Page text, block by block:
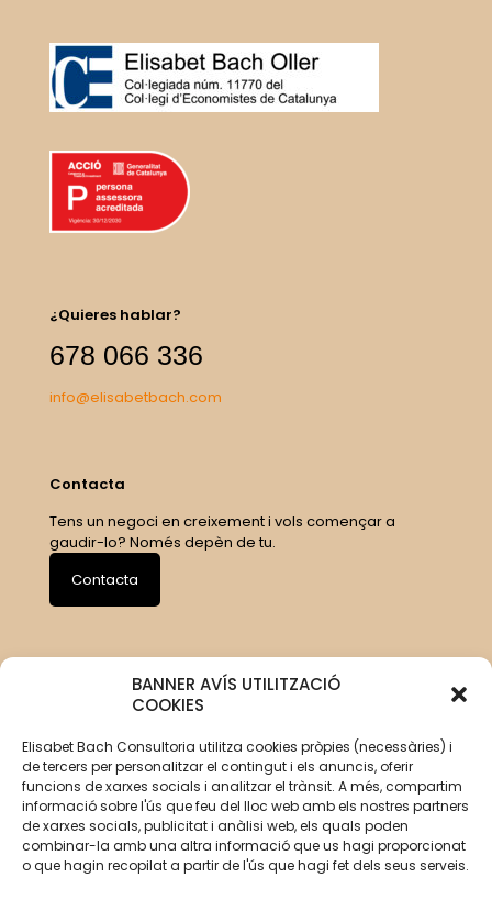
BANNER AVÍS UTILITZACIÓ
COOKIES
Elisabet Bach Consultoria utilitza cookies pròpies (necessàries) i
de tercers per personalitzar el contingut i els anuncis, oferir
funcions de xarxes socials i analitzar el trànsit. A més, compartim
informació sobre l'ús que feu del lloc web amb els nostres partners
de xarxes socials, publicitat i anàlisi web, els quals poden
combinar-la amb una altra informació que us hagi proporcionat
o que hagin recopilat a partir de l'ús que hagi fet dels seus serveis.
¿Quieres hablar?
678 066 336
info@elisabetbach.com
Contacta
Tens un negoci en creixement i vols començar a
gaudir-lo? Només depèn de tu.
Contacta